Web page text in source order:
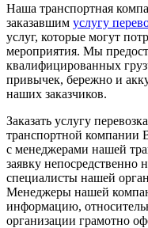
Наша транспортная
заказавшим услугу
услуг, которые могут
мероприятия. Мы
квалифицированных
привычек, бережно и
наших заказчиков.
Заказать услугу
транспортной компании
с менеджерами нашей
заявку непосредственно
специалисты нашей
Менеджеры нашей
информацию,
организации грамотно